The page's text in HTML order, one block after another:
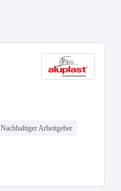
Nachhaltiger Arbeitgeber